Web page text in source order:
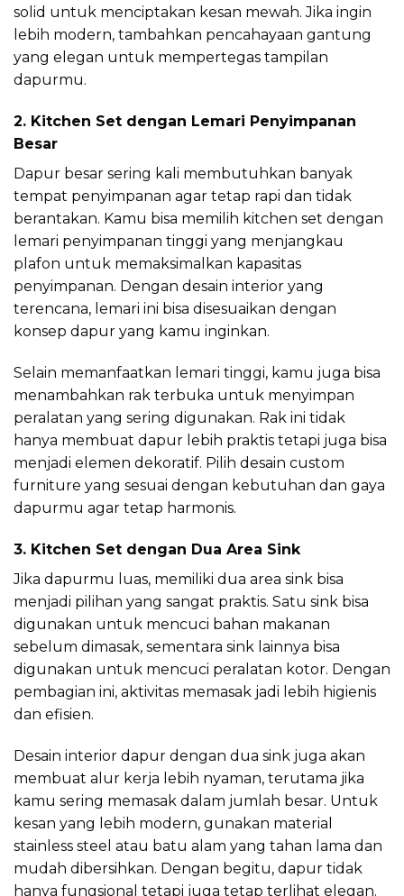
solid untuk menciptakan kesan mewah. Jika ingin
lebih modern, tambahkan pencahayaan gantung
yang elegan untuk mempertegas tampilan
dapurmu.
2. Kitchen Set dengan Lemari Penyimpanan
Besar
Dapur besar sering kali membutuhkan banyak
tempat penyimpanan agar tetap rapi dan tidak
berantakan. Kamu bisa memilih kitchen set dengan
lemari penyimpanan tinggi yang menjangkau
plafon untuk memaksimalkan kapasitas
penyimpanan. Dengan desain interior yang
terencana, lemari ini bisa disesuaikan dengan
konsep dapur yang kamu inginkan.
Selain memanfaatkan lemari tinggi, kamu juga bisa
menambahkan rak terbuka untuk menyimpan
peralatan yang sering digunakan. Rak ini tidak
hanya membuat dapur lebih praktis tetapi juga bisa
menjadi elemen dekoratif. Pilih desain custom
furniture yang sesuai dengan kebutuhan dan gaya
dapurmu agar tetap harmonis.
3. Kitchen Set dengan Dua Area Sink
Jika dapurmu luas, memiliki dua area sink bisa
menjadi pilihan yang sangat praktis. Satu sink bisa
digunakan untuk mencuci bahan makanan
sebelum dimasak, sementara sink lainnya bisa
digunakan untuk mencuci peralatan kotor. Dengan
pembagian ini, aktivitas memasak jadi lebih higienis
dan efisien.
Desain interior dapur dengan dua sink juga akan
membuat alur kerja lebih nyaman, terutama jika
kamu sering memasak dalam jumlah besar. Untuk
kesan yang lebih modern, gunakan material
stainless steel atau batu alam yang tahan lama dan
mudah dibersihkan. Dengan begitu, dapur tidak
hanya fungsional tetapi juga tetap terlihat elegan.